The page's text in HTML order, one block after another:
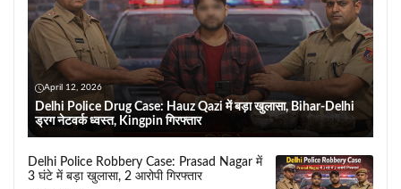
April 12, 2026
Delhi Police Drug Case: Hauz Qazi में बड़ा खुलासा, Bihar-Delhi
ड्रग नेटवर्क ध्वस्त, Kingpin गिरफ्तार
Delhi Police Robbery Case: Prasad Nagar में
3 घंटे में बड़ा खुलासा, 2 आरोपी गिरफ्तार